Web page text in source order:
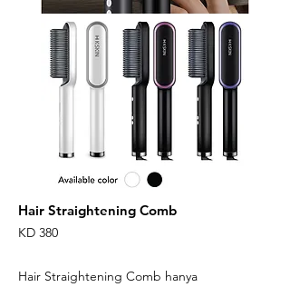
Hair Straightening Comb
KD 380
Hair Straightening Comb hanya